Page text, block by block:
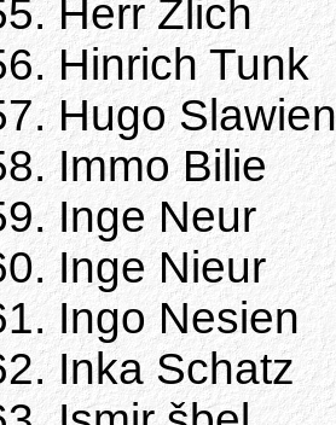
Herr Zlich
Hinrich Tunk
Hugo Slawien
Immo Bilie
Inge Neur
Inge Nieur
Ingo Nesien
Inka Schatz